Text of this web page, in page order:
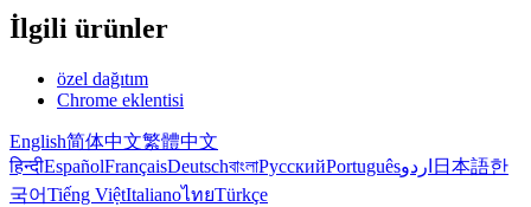
İlgili ürünler
özel dağıtım
Chrome eklentisi
English简体中文繁體中文
हिन्दीEspañolFrançaisDeutschবাংলাРусскийPortuguêsاردو 日本語한
국어Tiếng ViệtItalianoไทยTürkçe